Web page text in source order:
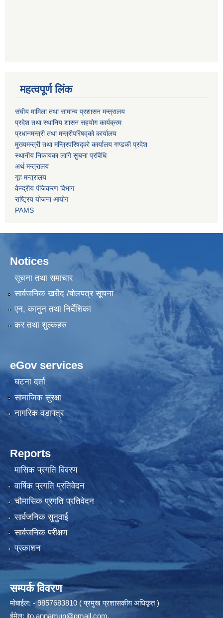
महत्वपूर्ण लिंक
संघीय मामिला तथा सामान्य प्रशासन मन्त्रालय
प्रदेश तथा स्थानिय शासन सहयोग कार्यक्रम
प्रधानमन्त्री तथा मन्त्रीपरिषद्को कार्यालय
मुख्यमन्त्री तथा मन्त्रिपरिषद्को कार्यालय गण्डकी प्रदेश
स्थानीय निकायका लागि सुचना प्रविधि
अर्थ मन्त्रालय
गृह मन्त्रालय
केन्द्रीय पंजिकरण विभाग
राष्ट्रिय योजना आयोग
PAMS
Notices
सूचना तथा समाचार
सार्वजनिक खरीद /बोलपत्र सूचना
एन, कानुन तथा निर्देशिका
कर तथा शुल्कहरु
eGov services
घटना दर्ता
सामाजिक सुरक्षा
नागरिक वडापत्र
Reports
मासिक प्रगति विवरण
वार्षिक प्रगति प्रतिवेदन
चौमासिक प्रगति प्रतिवेदन
सार्वजनिक सुनुवाई
सार्वजनिक परीक्षण
प्रकाशन
सम्पर्क विवरण
मोबाईल: - 9857683810 ( प्रमुख प्रशासकीय अधिकृत )
ईमेल: ito.annamun@gmail.com,